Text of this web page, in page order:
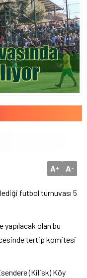
A+ A-
futbol turnuvası 5
olan bu
tertip komitesi
(Kilisk) Köy